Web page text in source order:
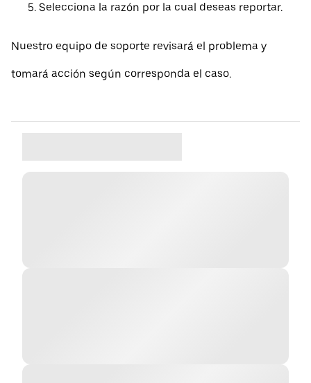
Selecciona la razón por la cual deseas reportar.
Nuestro equipo de soporte revisará el problema y
tomará acción según corresponda el caso.